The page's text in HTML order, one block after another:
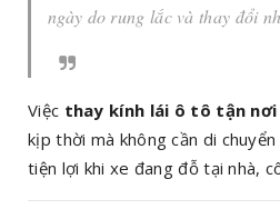
ngày do rung lắc và thay đổi
Việc thay kính lái ô tô tận
kịp thời mà không cần di
tiện lợi khi xe đang đỗ tại nhà,